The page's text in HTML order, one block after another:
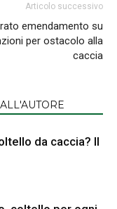
Articolo successivo
emendamento su
per ostacolo alla
caccia
da caccia? Il